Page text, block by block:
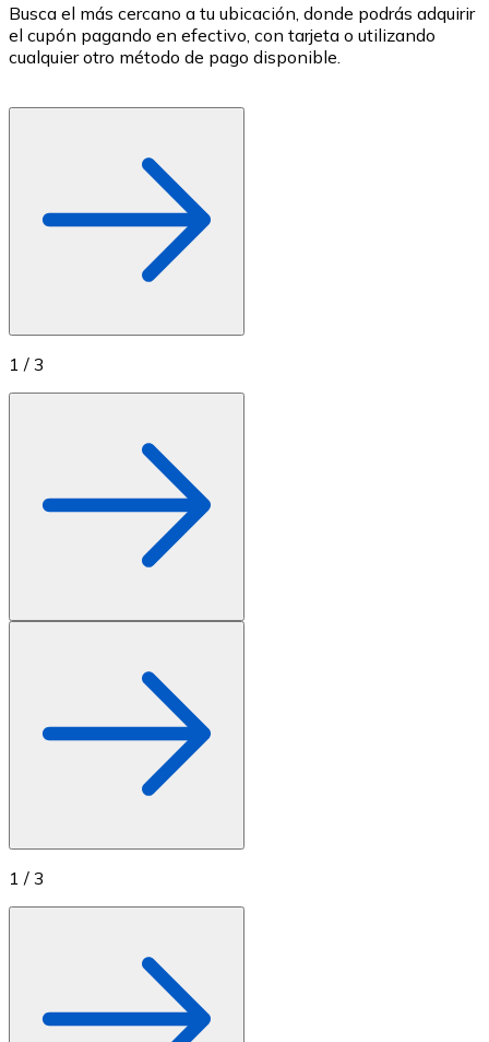
Busca el más cercano a tu ubicación, donde podrás adquirir
el cupón pagando en efectivo, con tarjeta o utilizando
cualquier otro método de pago disponible.
1 / 3
1 / 3